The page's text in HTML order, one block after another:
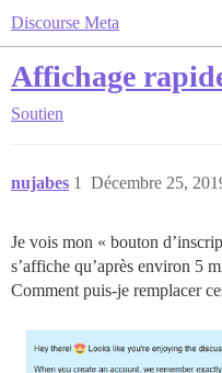
Discourse Meta
Affichage
Soutien
nujabes Décembre 25,
1
Je vois mon « bouton
s’affiche qu’après environ 5
Comment puis-je remplacer